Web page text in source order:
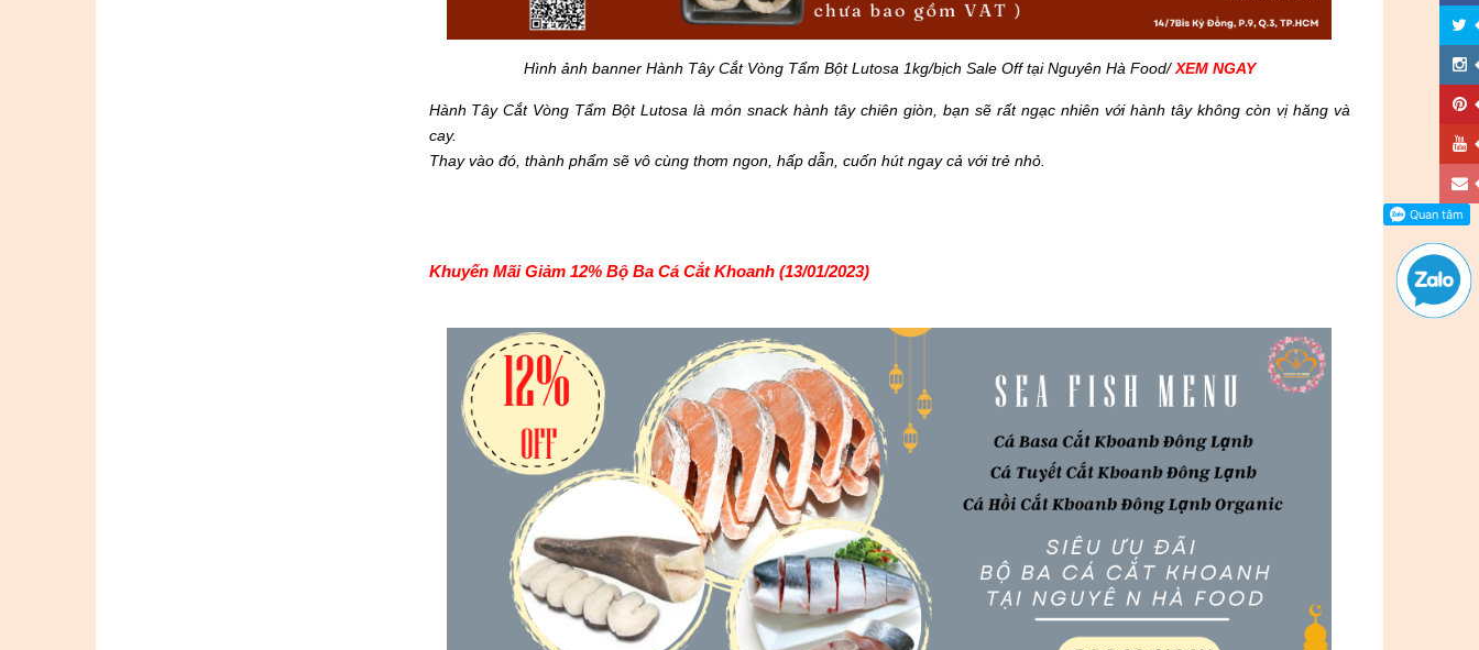
Hình ảnh banner Hành Tây Cắt Vòng Tẩm Bột Lutosa 1kg/bịch Sale Off tại Nguyên Hà Food/XEM NGAY
Hành Tây Cắt Vòng Tẩm Bột Lutosa là món snack hành tây chiên giòn, bạn sẽ rất ngạc nhiên với hành tây không còn vị hăng và
cay.
Thay vào đó, thành phẩm sẽ vô cùng thơm ngon, hấp dẫn, cuốn hút ngay cả với trẻ nhỏ.
Khuyến Mãi Giảm 12% Bộ Ba Cá Cắt Khoanh (13/01/2023)